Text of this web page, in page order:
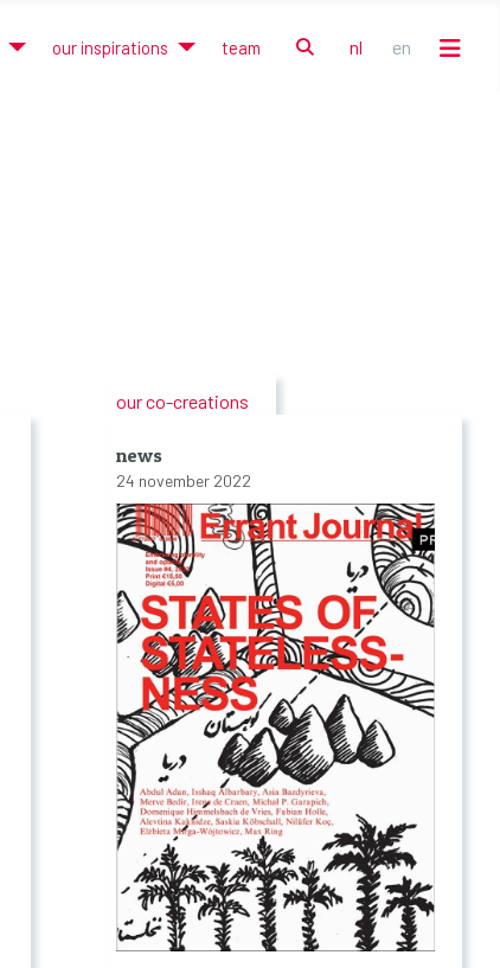
our inspirations team zoek
Selecteer de taal
nl en
our co-creations
news
24 november 2022